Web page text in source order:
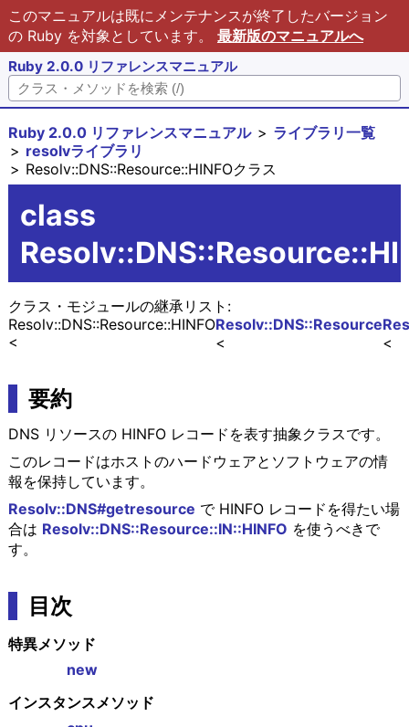
このマニュアルは既にメンテナンスが終了したバージョン
の Ruby を対象としています。 最新版のマニュアルへ
Ruby 2.0.0 リファレンスマニュアル
Ruby 2.0.0 リファレンスマニュアル
ライブラリ一覧
resolvライブラリ
Resolv::DNS::Resource::HINFOクラス
class
クラス・モジュールの継承リスト:
Resolv::DNS::Resource
Resolv::DNS::Resource::HINFO
要約
DNS リソースの HINFO レコードを表す抽象クラスです。
このレコードはホストのハードウェアとソフトウェアの情
報を保持しています。
Resolv::DNS#getresource で HINFO レコードを得たい場
合は Resolv::DNS::Resource::IN::HINFO を使うべきで
す。
目次
特異メソッド
new
インスタンスメソッド